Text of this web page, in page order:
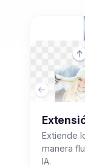
Extiende
manera
IA.